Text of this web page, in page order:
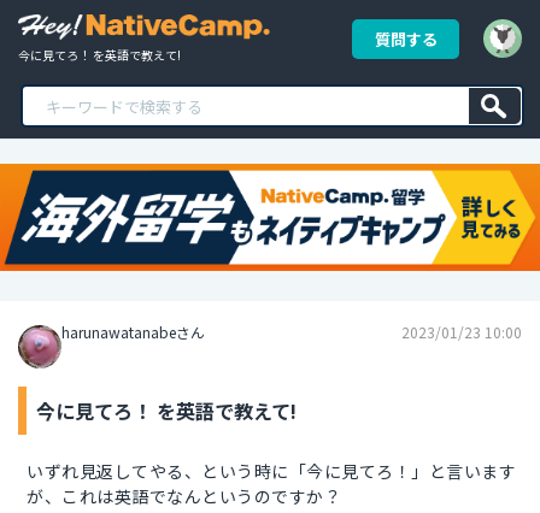
今に見てろ！ を英語で教えて!
質問する
harunawatanabeさん 2023/01/23 10:00
今に見てろ！ を英語で教えて!
いずれ見返してやる、という時に「今に見てろ！」と言います
が、これは英語でなんというのですか？